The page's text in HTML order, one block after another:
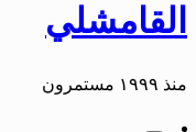
القامشلي
منذ ١٩٩٩ مستمرون